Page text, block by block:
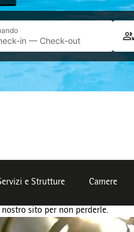
in — Check-out
e Strutture Camere
sito per non perderle.